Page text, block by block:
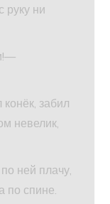
руку ни
забил
невелик,
ней плачу,
по спине.